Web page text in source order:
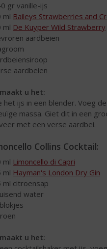
gr vanille-ijs
ml Baileys Strawberries and
ml De Kuyper Wild Strawberry
aardbeien
aardbeien
u het:
het ijs in een blender. Voeg
massa. Giet dit in een
met een verse aardbei.
Collins Cocktail:
ml Limoncello di Capri
ml Hayman's London Dry Gin
ml citroensap
water
u het: